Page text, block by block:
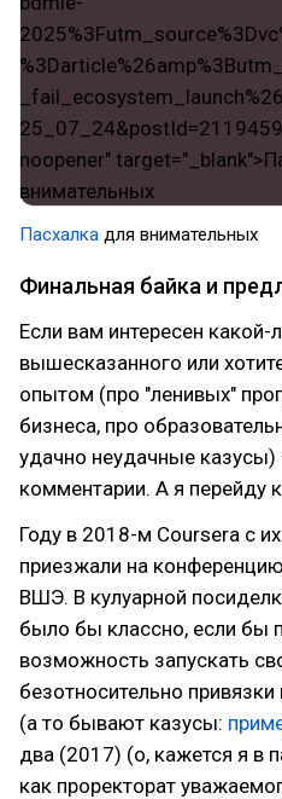
Пасхалка для внимательных
Финальная байка и
Если вам интересен какой-
вышесказанного или
опытом (про "ленивых"
бизнеса, про
удачно неудачные казусы)
комментарии. А я перейду
Году в 2018-м Coursera с
приезжали на
ВШЭ. В кулуарной
было бы классно, если бы
возможность запускать
безотносительно
(а то бывают казусы:
два (2017) (о, кажется я в
как проректорат